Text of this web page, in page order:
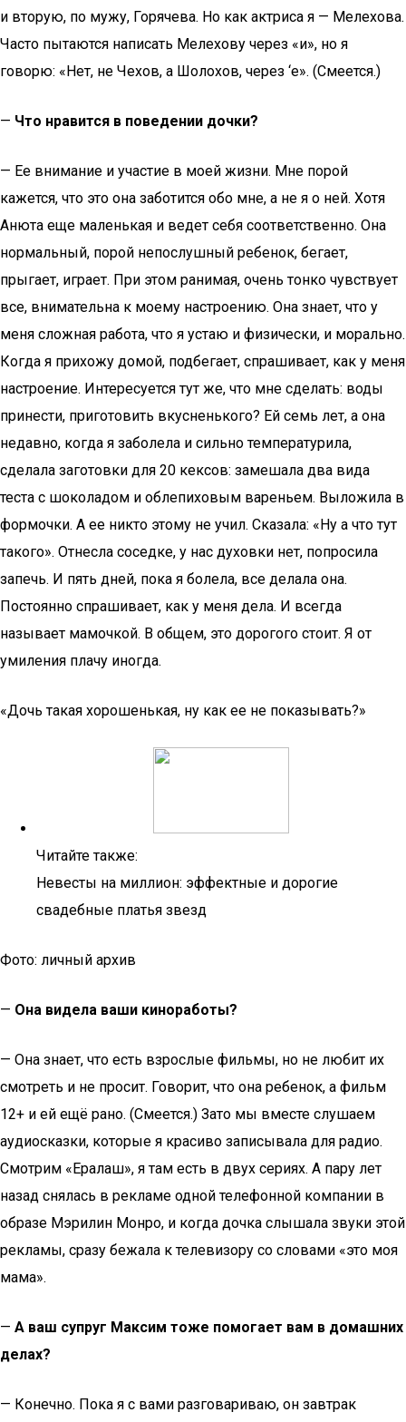
и вторую, по мужу, Горячева. Но как актриса я — Мелехова.
Часто пытаются написать Мелехову через «и», но я
говорю: «Нет, не Чехов, а Шолохов, через ‘е». (Смеется.)
— Что нравится в поведении дочки?
— Ее внимание и участие в моей жизни. Мне порой
кажется, что это она заботится обо мне, а не я о ней. Хотя
Анюта еще маленькая и ведет себя соответственно. Она
нормальный, порой непослушный ребенок, бегает,
прыгает, играет. При этом ранимая, очень тонко чувствует
все, внимательна к моему настроению. Она знает, что у
меня сложная работа, что я устаю и физически, и морально.
Когда я прихожу домой, подбегает, спрашивает, как у меня
настроение. Интересуется тут же, что мне сделать: воды
принести, приготовить вкусненького? Ей семь лет, а она
недавно, когда я заболела и сильно температурила,
сделала заготовки для 20 кексов: замешала два вида
теста с шоколадом и облепиховым вареньем. Выложила в
формочки. А ее никто этому не учил. Сказала: «Ну а что тут
такого». Отнесла соседке, у нас духовки нет, попросила
запечь. И пять дней, пока я болела, все делала она.
Постоянно спрашивает, как у меня дела. И всегда
называет мамочкой. В общем, это дорогого стоит. Я от
умиления плачу иногда.
«Дочь такая хорошенькая, ну как ее не показывать?»
Читайте также:
Невесты на миллион: эффектные и дорогие
свадебные платья звезд
Фото: личный архив
— Она видела ваши киноработы?
— Она знает, что есть взрослые фильмы, но не любит их
смотреть и не просит. Говорит, что она ребенок, а фильм
12+ и ей ещё рано. (Смеется.) Зато мы вместе слушаем
аудиосказки, которые я красиво записывала для радио.
Смотрим «Ералаш», я там есть в двух сериях. А пару лет
назад снялась в рекламе одной телефонной компании в
образе Мэрилин Монро, и когда дочка слышала звуки этой
рекламы, сразу бежала к телевизору со словами «это моя
мама».
— А ваш супруг Максим тоже помогает вам в домашних
делах?
— Конечно. Пока я с вами разговариваю, он завтрак